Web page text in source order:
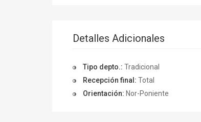
Detalles Adicionales
Tipo depto.: Tradicional
Recepción final: Total
Orientación: Nor-Poniente